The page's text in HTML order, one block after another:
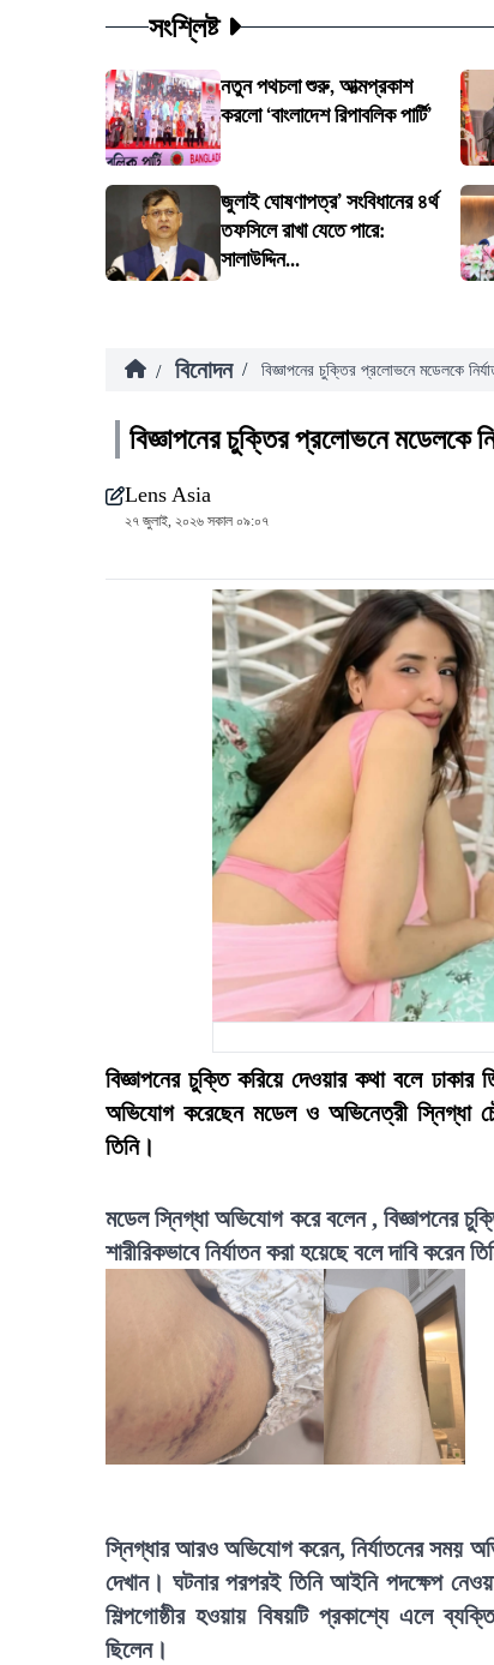
সংশ্লিষ্ট
নতুন পথচলা শুরু, আত্মপ্রকাশ
করলো ‘বাংলাদেশ রিপাবলিক পার্টি’
জুলাই ঘোষণাপত্র’ সংবিধানের ৪র্থ
তফসিলে রাখা যেতে পারে:
সালাউদ্দিন...
/ বিনোদন / বিজ্ঞাপনের চুক্তির প্রলোভনে মডেলকে
বিজ্ঞাপনের চুক্তির প্রলোভনে মডেলকে
Lens Asia
২৭ জুলাই, ২০২৬ সকাল ০৯:০৭
বিজ্ঞাপনের চুক্তি করিয়ে দেওয়ার কথা বলে ঢাকার
অভিযোগ করেছেন মডেল ও অভিনেত্রী স্নিগ্ধা
তিনি।
মডেল স্নিগ্ধা অভিযোগ করে বলেন , বিজ্ঞাপনের
শারীরিকভাবে নির্যাতন করা হয়েছে বলে দাবি করেন
স্নিগ্ধার আরও অভিযোগ করেন, নির্যাতনের সময়
দেখান। ঘটনার পরপরই তিনি আইনি পদক্ষেপ
শিল্পগোষ্ঠীর হওয়ায় বিষয়টি প্রকাশ্যে এলে
ছিলেন।